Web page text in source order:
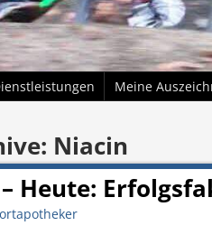
Meine
Niacin
Heute: